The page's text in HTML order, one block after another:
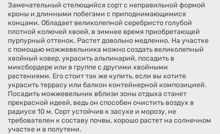
Замечательный стелющийся сорт с неправильной формой
кроны и длинными побегами с приподнимающимися
концами. Обладает великолепной серебристо голубой
плотной колючей хвоей, в зимнее время приобретающей
пурпурный оттенок. Растет довольно медленно. На участке
с помощью можжевельника можно создать великолепный
хвойный ковер, украсить альпинарий, посадить в
миксбордере или в группе с другими хвойными
растениями. Его стоит так же купить, если вы хотите
украсить террасу или балкон контейнерной композицией.
Посадить можжевельник вблизи зоны отдыха станет
прекрасной идеей, ведь он способен очистить воздух в
радиусе 10 м. Сорт устойчив к засухе и морозу, не
требователен к составу почвы, хорошо растет на солнечном
участке и в полутени.